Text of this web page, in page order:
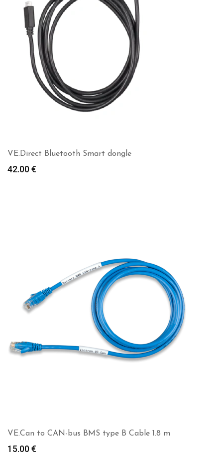
VE.Direct Bluetooth Smart dongle
42.00€
VE.Can to CAN-bus BMS type B Cable 1.8 m
15.00€